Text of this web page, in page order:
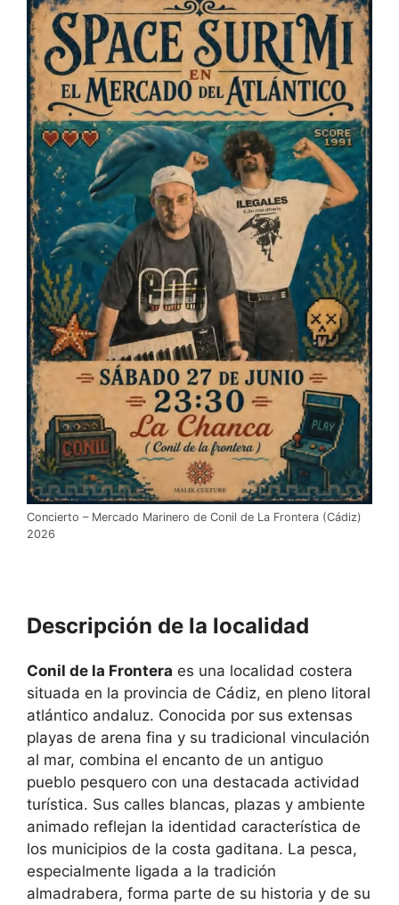
Concierto – Mercado Marinero de Conil de La Frontera (Cádiz)
2026
Descripción de la localidad
Conil de la Frontera es una localidad costera
situada en la provincia de Cádiz, en pleno litoral
atlántico andaluz. Conocida por sus extensas
playas de arena fina y su tradicional vinculación
al mar, combina el encanto de un antiguo
pueblo pesquero con una destacada actividad
turística. Sus calles blancas, plazas y ambiente
animado reflejan la identidad característica de
los municipios de la costa gaditana. La pesca,
especialmente ligada a la tradición
almadrabera, forma parte de su historia y de su